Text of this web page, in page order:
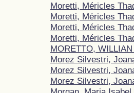
Moretti, Méricles
Moretti, Méricles
Moretti, Méricles
Moretti, Méricles
MORETTO,
Morez Silvestri,
Morez Silvestri,
Morez Silvestri,